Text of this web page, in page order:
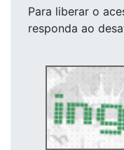
Para liberar o
responda ao